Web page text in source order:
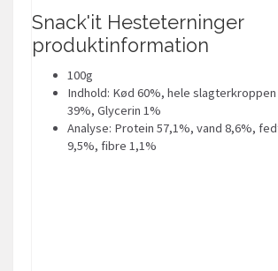
Snack'it Hesteterninger
produktinformation
100g
Indhold: Kød 60%, hele
39%, Glycerin 1%
Analyse: Protein 57,1%, vand 8,6%,
9,5%, fibre 1,1%